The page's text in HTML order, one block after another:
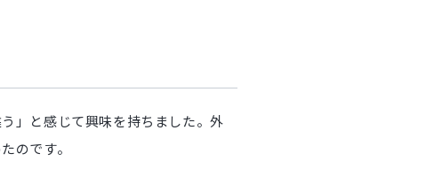
」と感じて興味を持ちました。外
のです。